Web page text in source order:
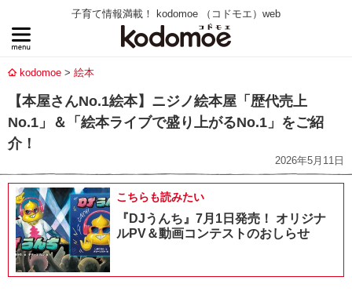
子育て情報満載！ kodomoe （コドモエ）web
kodomoe 絵本
【本屋さんNo.1絵本】ニジノ絵本屋「歴代売上
No.1」＆「絵本ライブで盛り上がるNo.1」をご紹
介！
2026年5月11日
こちらも読みたい
『DJうんち』7月1日発売！ オリジナ
ルPV＆動画コンテストのおしらせ